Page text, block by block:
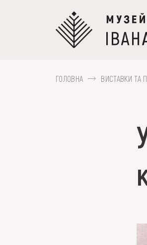
Наприклад,
МЕДІА
ГОЛОВНА ВИСТАВКИ ТА